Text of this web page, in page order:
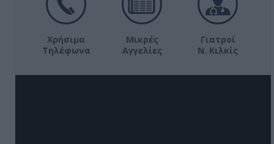
Χρήσιμα
Τηλέφωνα
Μικρές
Αγγελίες
Γιατροί
Ν. Κιλκίς